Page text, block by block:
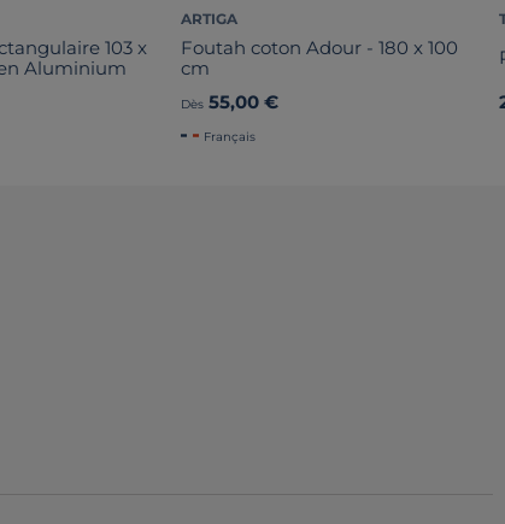
103 x
Aluminium
ARTIGA
Foutah coton Adour - 180 x 100
cm
Dès 55,00 €
Français